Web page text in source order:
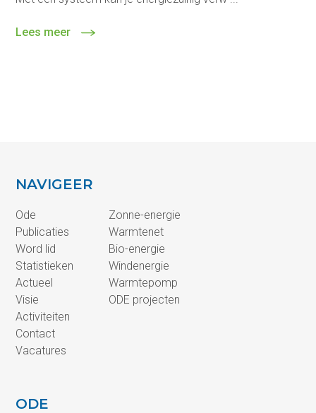
Lees meer
NAVIGEER
Ode
Publicaties
Word lid
Statistieken
Actueel
Visie
Activiteiten
Contact
Vacatures
Zonne-energie
Warmtenet
Bio-energie
Windenergie
Warmtepomp
ODE projecten
ODE